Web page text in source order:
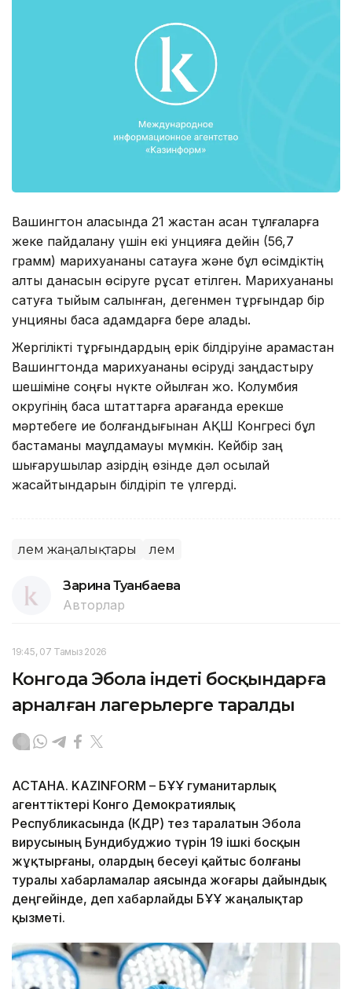
Вашингтон қаласында 21 жастан асқан тұлғаларға
жеке пайдалану үшін екі унцияға дейін (56,7
грамм) марихуананы сақтауға және бұл өсімдіктің
алты данасын өсіруге рұқсат етілген. Марихуананы
сатуға тыйым салынған, дегенмен тұрғындар бір
унцияны басқа адамдарға бере алады.
Жергілікті тұрғындардың ерік білдіруіне қарамастан
Вашингтонда марихуананы өсіруді заңдастыру
шешіміне соңғы нүкте қойылған жоқ. Колумбия
округінің басқа штаттарға қарағанда ерекше
мәртебеге ие болғандығынан АҚШ Конгресі бұл
бастаманы мақұлдамауы мүмкін. Кейбір заң
шығарушылар қазірдің өзінде дәл осылай
жасайтындарын білдіріп те үлгерді.
Әлем жаңалықтары Әлем
Зарина Туғанбаева
Авторлар
19:45, 07 Тамыз 2026
Конгода Эбола індеті босқындарға
арналған лагерьлерге таралды
АСТАНА. KAZINFORM – БҰҰ гуманитарлық
агенттіктері Конго Демократиялық
Республикасында (КДР) тез таралатын Эбола
вирусының Бундибуджио түрін 19 ішкі босқын
жұқтырғаны, олардың бесеуі қайтыс болғаны
туралы хабарламалар аясында жоғары дайындық
деңгейінде, деп хабарлайды БҰҰ жаңалықтар
қызметі.